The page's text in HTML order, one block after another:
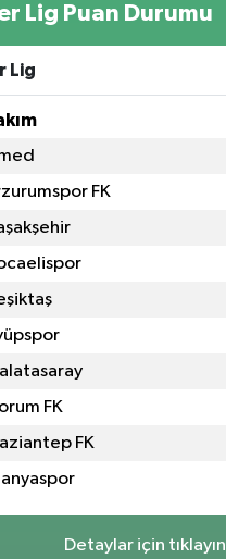
Lig Puan Durumu
Lig
FK
FK
FK
Detaylar için tıklayın